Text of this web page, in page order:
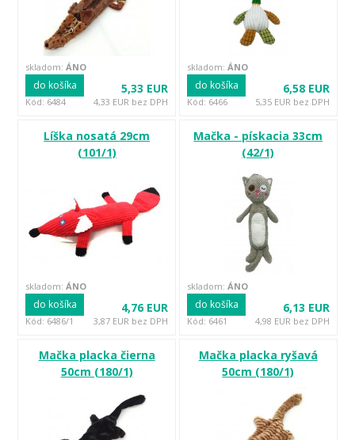
Kód: 6484
skladom: ÁNO
5,33 EUR
4,33 EUR bez DPH
do košíka
Kód: 6466
skladom: ÁNO
6,58 EUR
5,35 EUR bez DPH
do košíka
Líška nosatá 29cm
(101/1)
Kód: 6486/1
skladom: ÁNO
4,76 EUR
3,87 EUR bez DPH
do košíka
Mačka - pískacia 33cm
(42/1)
Kód: 6461
skladom: ÁNO
6,13 EUR
4,98 EUR bez DPH
do košíka
Mačka placka čierna
50cm (180/1)
Mačka placka ryšavá
50cm (180/1)